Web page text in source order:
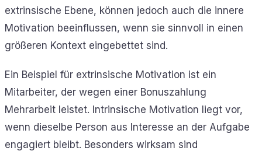
extrinsische Ebene, können jedoch auch die innere
Motivation beeinflussen, wenn sie sinnvoll in einen
größeren Kontext eingebettet sind.
Ein Beispiel für extrinsische Motivation ist ein
Mitarbeiter, der wegen einer Bonuszahlung
Mehrarbeit leistet. Intrinsische Motivation liegt vor,
wenn dieselbe Person aus Interesse an der Aufgabe
engagiert bleibt. Besonders wirksam sind